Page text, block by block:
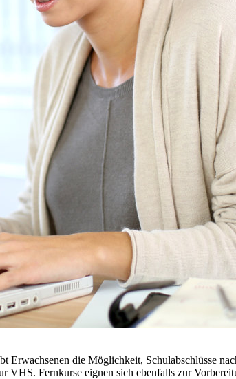
die Möglichkeit, Schulabschlüsse
VHS. Fernkurse eignen sich ebenfalls zur